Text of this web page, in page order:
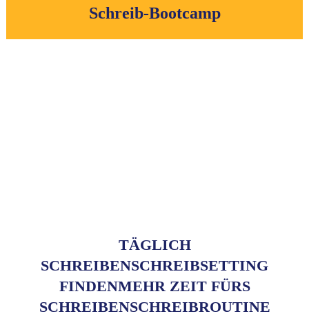
Schreib-Bootcamp
TÄGLICH
SCHREIBENSCHREIBSETTING
FINDENMEHR ZEIT FÜRS
SCHREIBENSCHREIBROUTINE